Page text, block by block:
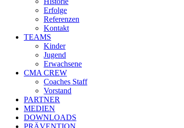
Erfolge
Referenzen
Kontakt
TEAMS
Kinder
Jugend
Erwachsene
CMA CREW
Coaches Staff
Vorstand
PARTNER
MEDIEN
DOWNLOADS
PRÄVENTION